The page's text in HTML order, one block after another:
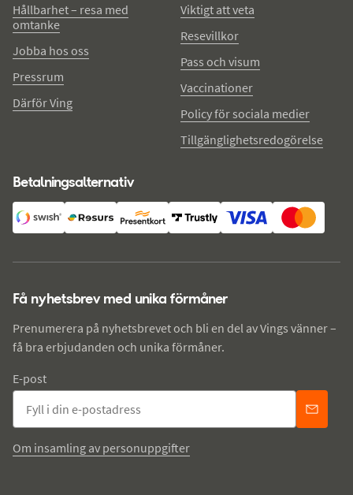
Hållbarhet – resa med
omtanke
Jobba hos oss
Pressrum
Därför Ving
Viktigt att veta
Resevillkor
Pass och visum
Vaccinationer
Policy för sociala medier
Tillgänglighetsredogörelse
Betalningsalternativ
Få nyhetsbrev med unika förmåner
Prenumerera på nyhetsbrevet och bli en del av Vings vänner –
få bra erbjudanden och unika förmåner.
E-post
Om insamling av personuppgifter